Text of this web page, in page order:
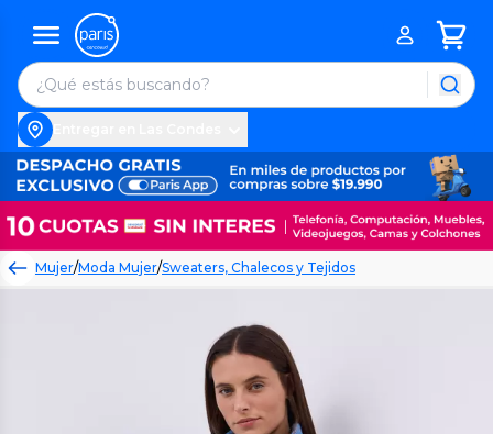
Mujer/Moda Mujer/Sweaters, Chalecos y Tejidos